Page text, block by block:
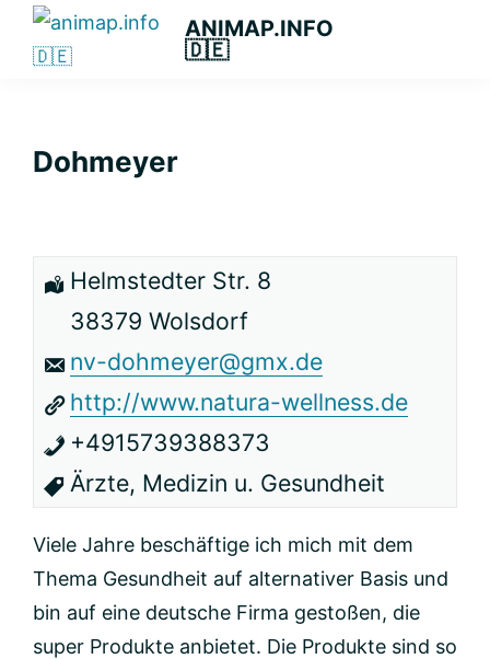
Hauptnavigation
Zum
Hauptinhalt
primären
ANIMAP.INFO
🇩🇪
Das
Dohmeyer
Helmstedter Str. 8
38379 Wolsdorf
nv-dohmeyer@gmx.de
http://www.natura-wellness.de
+4915739388373
Ärzte, Medizin u. Gesundheit
Viele Jahre beschäftige ich mich mit dem
Thema Gesundheit auf alternativer Basis und
bin auf eine deutsche Firma gestoßen, die
super Produkte anbietet. Die Produkte sind so